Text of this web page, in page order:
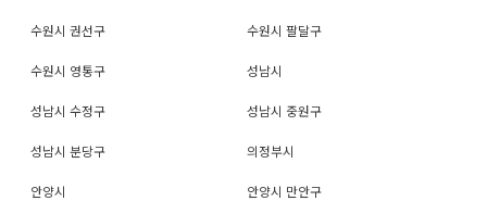
수원시 권선구 수원시 팔달구
수원시 영통구 성남시
성남시 수정구 성남시 중원구
성남시 분당구 의정부시
안양시 안양시 만안구